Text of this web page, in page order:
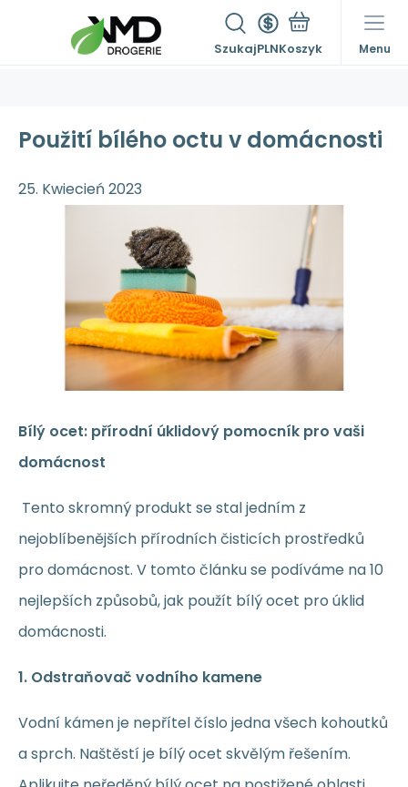
SzukajPLN Menu
Použití bílého octu v domácnosti
25. Kwiecień 2023
Bílý ocet: přírodní úklidový pomocník pro vaši
domácnost
Tento skromný produkt se stal jedním z
nejoblíbenějších přírodních čisticích prostředků
pro domácnost. V tomto článku se podíváme na 10
nejlepších způsobů, jak použít bílý ocet pro úklid
domácnosti.
1. Odstraňovač vodního kamene
Vodní kámen je nepřítel číslo jedna všech kohoutků
a sprch. Naštěstí je bílý ocet skvělým řešením.